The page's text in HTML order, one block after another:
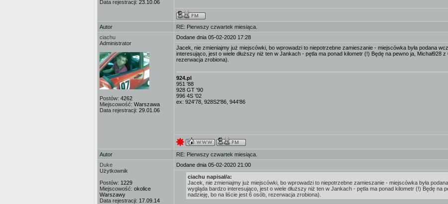
Data rejestracji: 23.10.06
Autor
RE: Pierwszy czwartek miesiąca.
ciachu
Administrator
Postów: 4262
Miejscowość: Warszawa
Data rejestracji: 29.01.06
Dodane dnia 05-02-2020 17:28
Jacek, nie zmieniajmy już miejscówki, bo wprowadzi to niepotrzebne zamieszanie - miejscówka była podana
interesująco, jest o wiele dłuższy niż ten w Jankach - pętla ma ponad kilometr (!) Będę na pewno ja,
rezerwacja zrobiona).
924.pl
951 '88
928 GT '90
996 4S '02
ex: 924'78, 928S2'86, 944'86
Autor
RE: Pierwszy czwartek miesiąca.
Duke
Użytkownik
Postów: 1229
Miejscowość: okolice
Warszawy
Data rejestracji: 17.09.14
Dodane dnia 05-02-2020 21:00
ciachu napisał/a:
Jacek, nie zmieniajmy już miejscówki, bo wprowadzi to niepotrzebne zamieszanie - miejscówka była
wygląda bardzo interesująco, jest o wiele dłuższy niż ten w Jankach - pętla ma ponad kilometr (!) Będę
nadzieję, bo na liście jest 6 osób, rezerwacja zrobiona).